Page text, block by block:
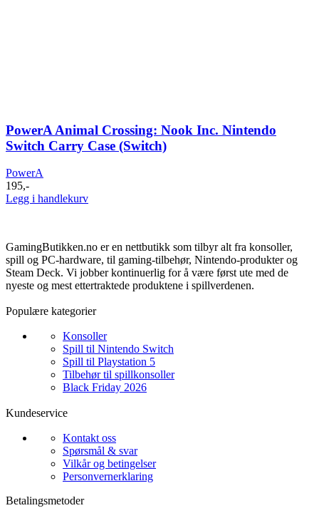
PowerA Animal Crossing: Nook Inc. Nintendo
Switch Carry Case (Switch)
PowerA
195,-
Legg i handlekurv
GamingButikken.no er en nettbutikk som tilbyr alt fra konsoller,
spill og PC-hardware, til gaming-tilbehør, Nintendo-produkter og
Steam Deck. Vi jobber kontinuerlig for å være først ute med de
nyeste og mest ettertraktede produktene i spillverdenen.
Populære kategorier
Konsoller
Spill til Nintendo Switch
Spill til Playstation 5
Tilbehør til spillkonsoller
Black Friday 2026
Kundeservice
Kontakt oss
Spørsmål & svar
Vilkår og betingelser
Personvernerklaring
Betalingsmetoder